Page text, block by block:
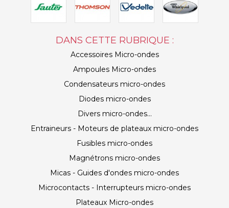
DANS CETTE RUBRIQUE :
Accessoires Micro-ondes
Ampoules Micro-ondes
Condensateurs micro-ondes
Diodes micro-ondes
Divers micro-ondes...
Entraineurs - Moteurs de plateaux micro-ondes
Fusibles micro-ondes
Magnétrons micro-ondes
Micas - Guides d'ondes micro-ondes
Microcontacts - Interrupteurs micro-ondes
Plateaux Micro-ondes